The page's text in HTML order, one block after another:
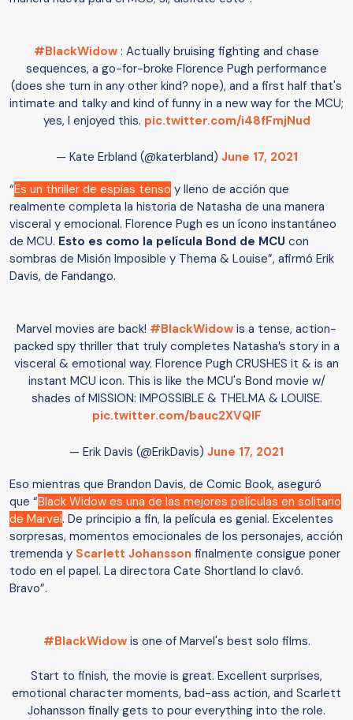
#BlackWidow : Actually bruising fighting and chase
sequences, a go-for-broke Florence Pugh performance
(does she turn in any other kind? nope), and a first half that's
intimate and talky and kind of funny in a new way for the MCU;
yes, I enjoyed this. pic.twitter.com/i48fFmjNud
— Kate Erbland (@katerbland) June 17, 2021
“Es un thriller de espías tenso y lleno de acción que
realmente completa la historia de Natasha de una manera
visceral y emocional. Florence Pugh es un ícono instantáneo
de MCU. Esto es como la película Bond de MCU con
sombras de Misión Imposible y Thema & Louise”, afirmó Erik
Davis, de Fandango.
Marvel movies are back! #BlackWidow is a tense, action-
packed spy thriller that truly completes Natasha’s story in a
visceral & emotional way. Florence Pugh CRUSHES it & is an
instant MCU icon. This is like the MCU's Bond movie w/
shades of MISSION: IMPOSSIBLE & THELMA & LOUISE.
pic.twitter.com/bauc2XVQlF
— Erik Davis (@ErikDavis) June 17, 2021
Eso mientras que Brandon Davis, de Comic Book, aseguró
que “Black Widow es una de las mejores películas en solitario
de Marvel. De principio a fin, la película es genial. Excelentes
sorpresas, momentos emocionales de los personajes, acción
tremenda y Scarlett Johansson finalmente consigue poner
todo en el papel. La directora Cate Shortland lo clavó.
Bravo”.
#BlackWidowis one of Marvel's best solo films.
Start to finish, the movie is great. Excellent surprises,
emotional character moments, bad-ass action, and Scarlett
Johansson finally gets to pour everything into the role.